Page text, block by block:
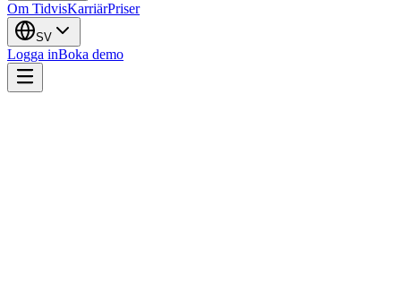
Om TidvisKarriärPriser
SV
Logga inBoka demo